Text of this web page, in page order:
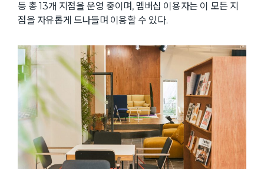
등 총 13개 지점을 운영 중이며, 멤버십 이용자는 이 모든 지
점을 자유롭게 드나들며 이용할 수 있다.